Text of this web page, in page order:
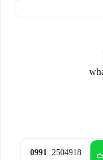
0991 2504918